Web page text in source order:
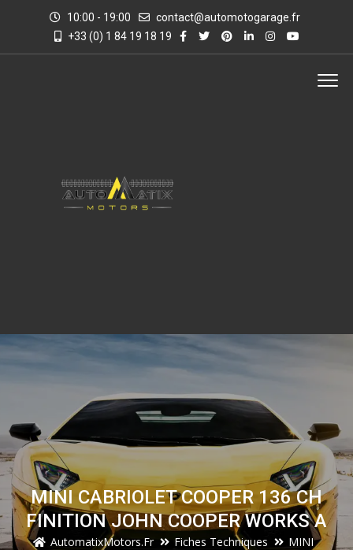
10:00 - 19:00
contact@automotogarage.fr
+33 (0) 1 84 19 18 19
MINI CABRIOLET COOPER 136 CH
FINITION JOHN COOPER WORKS A
AutomatixMotors.fr Fiches Techniques
MINI